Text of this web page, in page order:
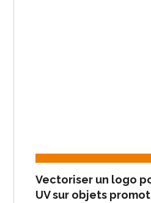
Vectoriser un logo
UV sur objets